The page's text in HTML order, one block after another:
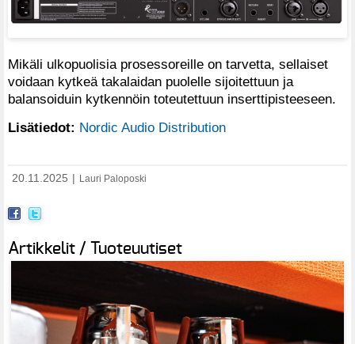
Mikäli ulkopuolisia prosessoreille on tarvetta, sellaiset
voidaan kytkeä takalaidan puolelle sijoitettuun ja
balansoiduin kytkennöin toteutettuun inserttipisteeseen.
Lisätiedot: Nordic Audio Distribution
20.11.2025 Lauri Paloposki
Artikkelit / Tuoteuutiset